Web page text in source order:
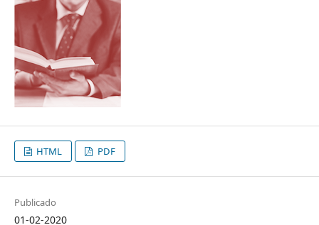
HTML PDF
Publicado
01-02-2020